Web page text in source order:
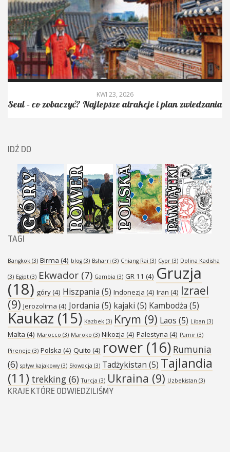
KWI 23, 2026
Seul – co zobaczyć? Najlepsze atrakcje i plan zwiedzania
IDŹ DO
TAGI
Bangkok (3) Birma (4) blog (3) Bsharri (3) Chiang Rai (3) Cypr (3) Dolina Kadisha
(3) Egipt (3) Ekwador (7) Gambia (3) GR 11 (4) Gruzja
(18) góry(4) Hiszpania (5) Indonezja (4) Iran (4) Izrael
(9) Jerozolima (4) Jordania (5) kajaki (5) Kambodża (5)
Kaukaz (15) Kazbek (3) Krym (9) Laos (5) Liban (3)
Malta (4) Marocco (3) Maroko (3) Nikozja (4) Palestyna (4) Pamir (3)
Pireneje (3) Polska (4) Quito (4) rower (16) Rumunia
(6) spływ kajakowy(3) Słowacja (3) Tadżykistan (5) Tajlandia
(11) trekking (6) Turcja (3) Ukraina (9) Uzbekistan (3)
KRAJE KTÓRE ODWIEDZILIŚMY